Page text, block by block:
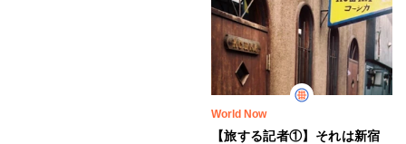
World Now
【旅する記者①】それは新宿